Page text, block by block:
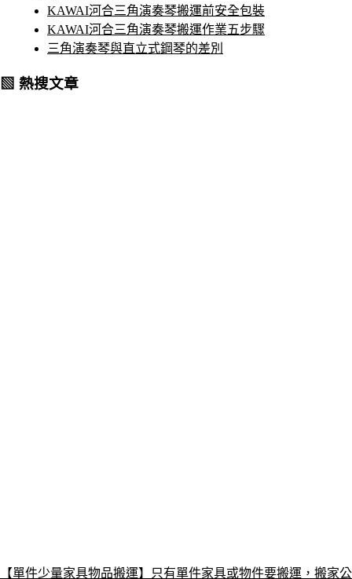
KAWAI河合三角演奏琴搬運前安全包裝
KAWAI河合三角演奏琴搬運作業五步驟
三角演奏琴與直立式鋼琴的差別
▧ 熱搜文章
【單件少量家具物品搬運】只有單件家具或物件要搬運，搬家公